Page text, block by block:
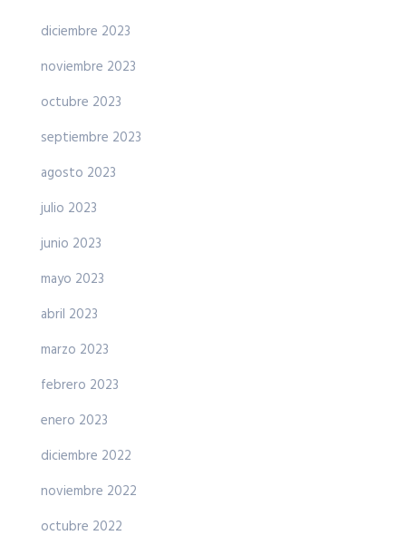
diciembre 2023
noviembre 2023
octubre 2023
septiembre 2023
agosto 2023
julio 2023
junio 2023
mayo 2023
abril 2023
marzo 2023
febrero 2023
enero 2023
diciembre 2022
noviembre 2022
octubre 2022